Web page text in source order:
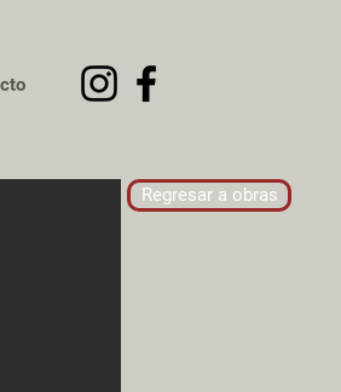
Regresar a obras